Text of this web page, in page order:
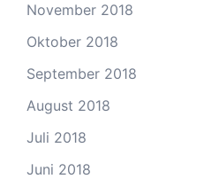
November 2018
Oktober 2018
September 2018
August 2018
Juli 2018
Juni 2018